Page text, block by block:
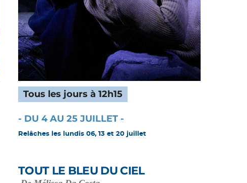
Tous les jours à 12h15
- DU 4 AU 25 JUILLET -
Relâches les lundis 06, 13 et 20 juillet
TOUT LE BLEU DU CIEL